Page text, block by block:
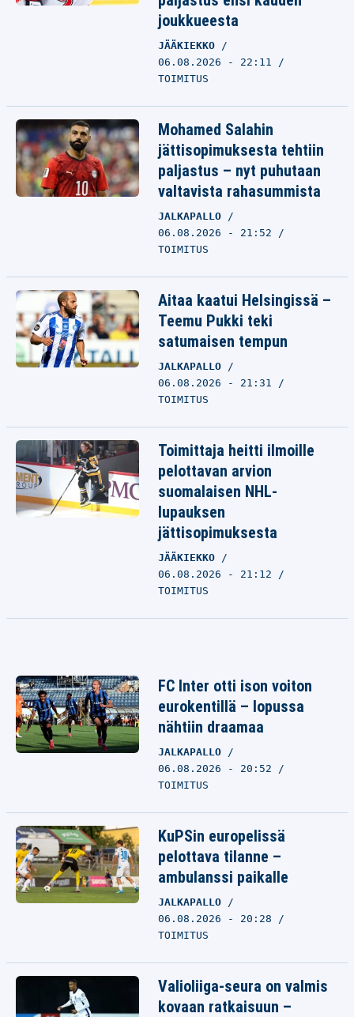
joukkueesta
JÄÄKIEKKO
06.08.2026 - 22:11
TOIMITUS
Mohamed Salahin
jättisopimuksesta tehtiin
paljastus – nyt puhutaan
valtavista rahasummista
JALKAPALLO
06.08.2026 - 21:52
TOIMITUS
Aitaa kaatui Helsingissä –
Teemu Pukki teki
satumaisen tempun
JALKAPALLO
06.08.2026 - 21:31
TOIMITUS
Toimittaja heitti ilmoille
pelottavan arvion
suomalaisen NHL-
lupauksen
jättisopimuksesta
JÄÄKIEKKO
06.08.2026 - 21:12
TOIMITUS
FC Inter otti ison voiton
eurokentillä – lopussa
nähtiin draamaa
JALKAPALLO
06.08.2026 - 20:52
TOIMITUS
KuPSin europelissä
pelottava tilanne –
ambulanssi paikalle
JALKAPALLO
06.08.2026 - 20:28
TOIMITUS
Valioliiga-seura on valmis
kovaan ratkaisuun –